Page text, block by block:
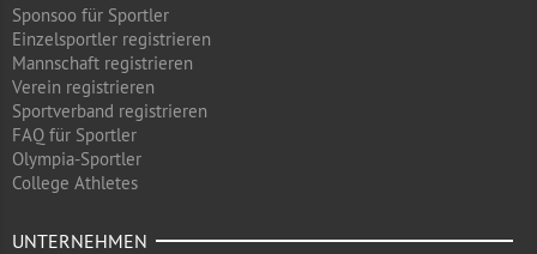
Sponsoo für Sportler
Einzelsportler registrieren
Mannschaft registrieren
Verein registrieren
Sportverband registrieren
FAQ für Sportler
Olympia-Sportler
College Athletes
UNTERNEHMEN